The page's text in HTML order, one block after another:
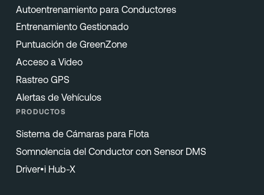
Autoentrenamiento para Conductores
Entrenamiento Gestionado
Puntuación de GreenZone
Acceso a Video
Rastreo GPS
Alertas de Vehículos
PRODUCTOS
Sistema de Cámaras para Flota
Somnolencia del Conductor con Sensor DMS
Driver•i Hub-X